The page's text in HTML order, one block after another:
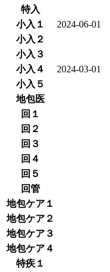
特入
小入１
2024-06-01
小入２
小入３
小入４
2024-03-01
小入５
地包医
回１
回２
回３
回４
回５
回管
地包ケア１
地包ケア２
地包ケア３
地包ケア４
特疾１